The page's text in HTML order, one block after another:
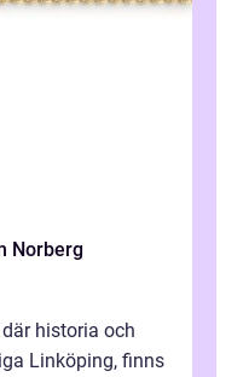
Norberg
historia och
Linköping, finns